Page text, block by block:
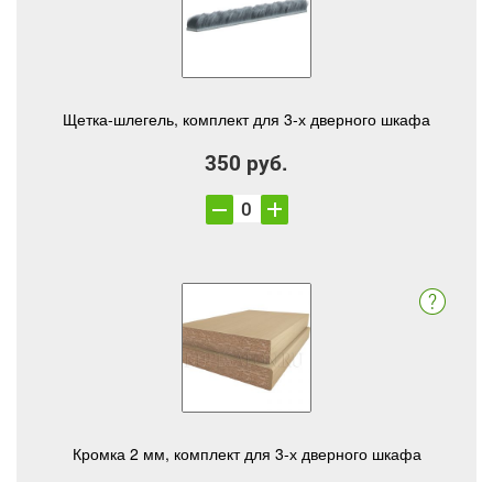
Щетка-шлегель, комплект для 3-х дверного шкафа
350 руб.
Кромка 2 мм, комплект для 3-х дверного шкафа